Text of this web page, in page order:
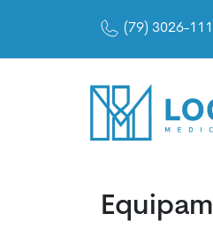
(79) 3026-